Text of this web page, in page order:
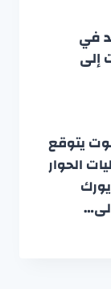
في
إلى
يتوقع
الحوار